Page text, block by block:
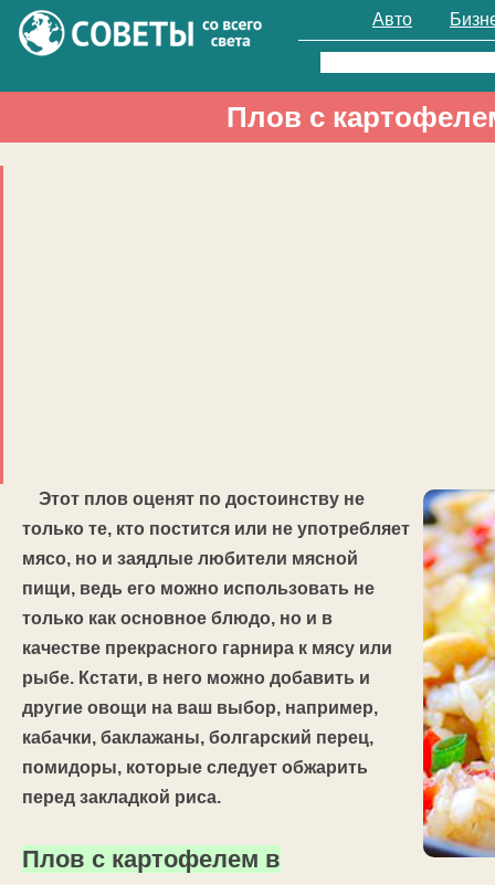
Авто
Найти:
Плов с
Этот плов оценят по достоинству не
только те, кто постится или не употребляет
мясо, но и заядлые любители мясной
пищи, ведь его можно использовать не
только как основное блюдо, но и в
качестве прекрасного гарнира к мясу или
рыбе. Кстати, в него можно добавить и
другие овощи на ваш выбор, например,
кабачки, баклажаны, болгарский перец,
помидоры, которые следует обжарить
перед закладкой риса.
Плов с картофелем в